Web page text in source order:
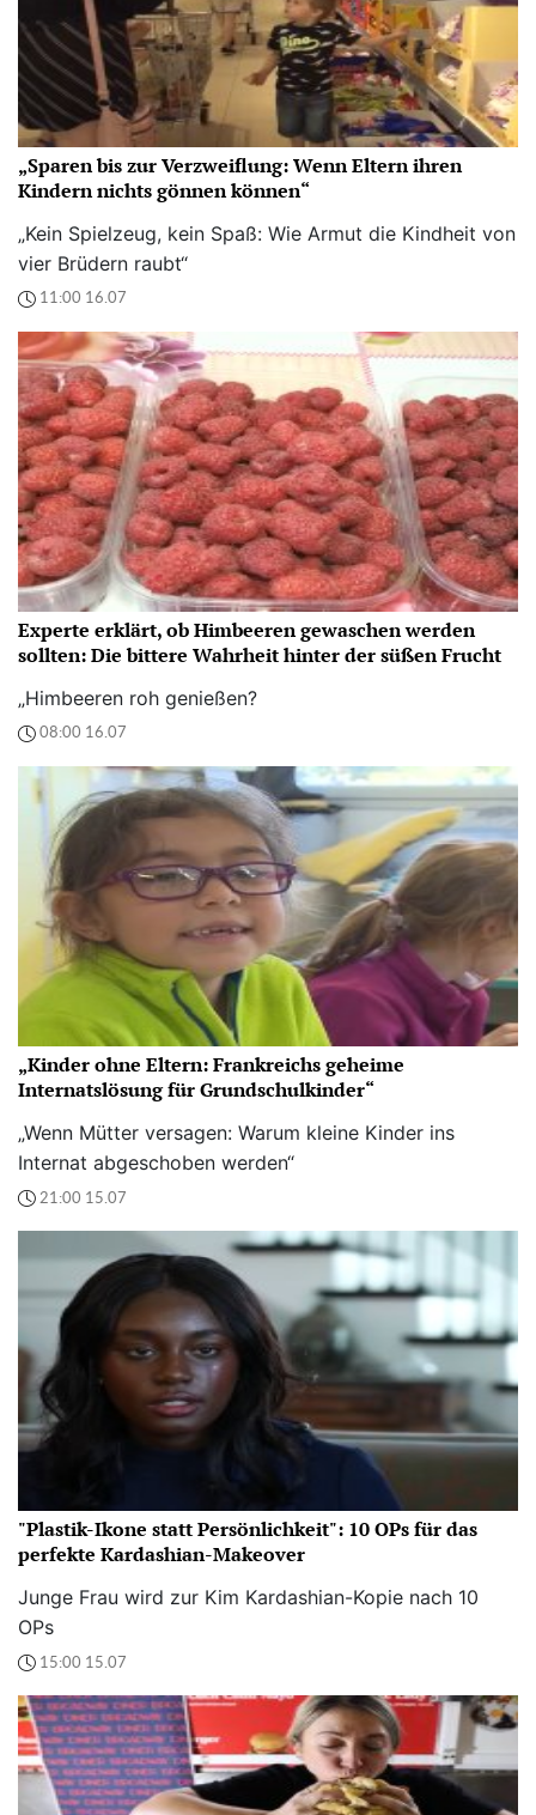
„Sparen bis zur Verzweiflung: Wenn Eltern ihren
Kindern nichts gönnen können“
„Kein Spielzeug, kein Spaß: Wie Armut die Kindheit von
vier Brüdern raubt“
11:00 16.07
Experte erklärt, ob Himbeeren gewaschen werden
sollten: Die bittere Wahrheit hinter der süßen Frucht
„Himbeeren roh genießen?
08:00 16.07
„Kinder ohne Eltern: Frankreichs geheime
Internatslösung für Grundschulkinder“
„Wenn Mütter versagen: Warum kleine Kinder ins
Internat abgeschoben werden“
21:00 15.07
"Plastik-Ikone statt Persönlichkeit": 10 OPs für das
perfekte Kardashian-Makeover
Junge Frau wird zur Kim Kardashian-Kopie nach 10
OPs
15:00 15.07